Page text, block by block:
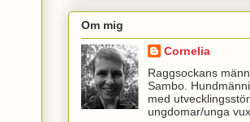
Om mig
Cornelia
Raggsockans
Sambo.
med
ungdomar/unga